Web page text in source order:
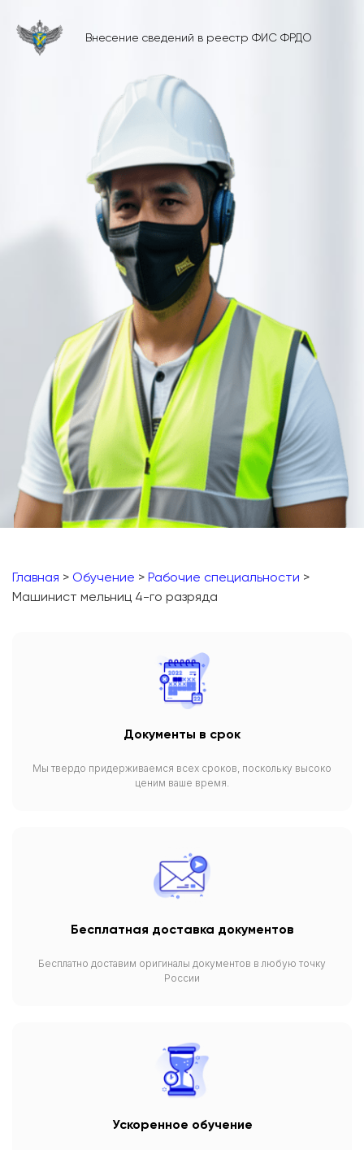
Внесение сведений в реестр ФИС ФРДО
Главная > Обучение > Рабочие специальности >
Машинист мельниц 4-го разряда
Документы в срок
Мы твердо придерживаемся всех сроков, поскольку высоко
ценим ваше время.
Бесплатная доставка документов
Бесплатно доставим оригиналы документов в любую точку
России
Ускоренное обучение